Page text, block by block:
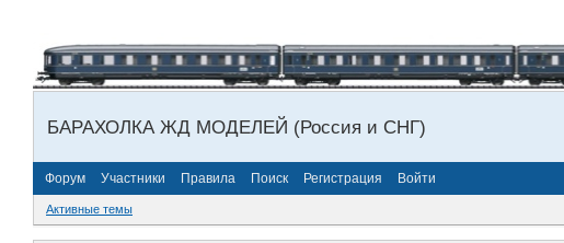
БАРАХОЛКА ЖД МОДЕЛЕЙ (Россия и СНГ)
Форум Участники Правила Поиск Регистрация Войти
Активные темы